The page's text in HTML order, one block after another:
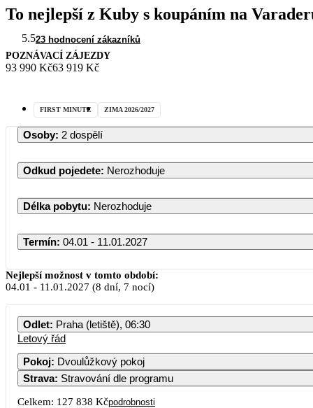
To nejlepší z Kuby s koupáním na
5.523 hodnocení zákazníků
POZNÁVACÍ ZÁJEZDY
93 990 Kč63 919 Kč
FIRST MINUTE ZIMA 2026/2027
Osoby: 2 dospělí
Odkud pojedete: Nerozhoduje
Délka pobytu: Nerozhoduje
Termín: 04.01 - 11.01.2027
Nejlepší možnost v tomto období:
04.01 - 11.01.2027 (8 dní, 7 nocí)
Odlet: Praha (letiště), 06:30
Letový řád
Pokoj: Dvoulůžkový pokoj
Strava: Stravování dle programu
Celkem: 127 838 Kčpodrobnosti